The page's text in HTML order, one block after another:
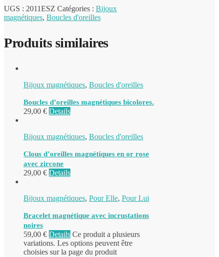
UGS : 2011ESZ Catégories : Bijoux
magnétiques, Boucles d'oreilles
Produits similaires
Bijoux magnétiques, Boucles d'oreilles
Boucles d’oreilles magnétiques bicolores.
29,00 € Details
Bijoux magnétiques, Boucles d'oreilles
Clous d’oreilles magnétiques en or rose
avec zircone
29,00 € Details
Bijoux magnétiques, Pour Elle, Pour Lui
Bracelet magnétique avec incrustations
noires
59,00 € Details Ce produit a plusieurs
variations. Les options peuvent être
choisies sur la page du produit